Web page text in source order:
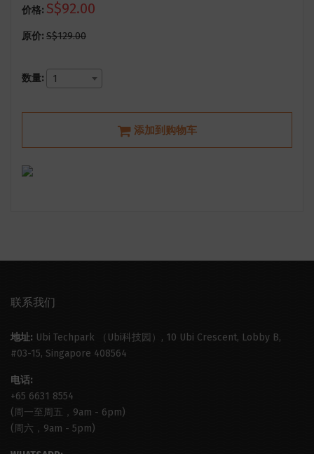
价格: S$92.00
原价: S$129.00
数量: 1
添加到购物车
联系我们
地址: Ubi Techpark （Ubi科技园）, 10 Ubi Crescent, Lobby B,
#03-15, Singapore 408564
电话:
+65 6631 8554
(周一至周五，9am - 6pm)
(周六，9am - 5pm)